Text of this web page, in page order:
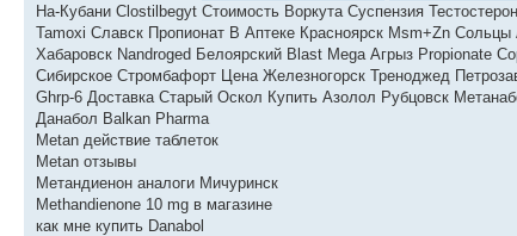
На-Кубани Clostilbegyt Стоимость Воркута Суспензия
Tamoxi Славск Пропионат В Аптеке Красноярск Msm+Zn
Хабаровск Nandroged Белоярский Blast Mega Агрыз Propionate
Сибирское Стромбафорт Цена Железногорск Треноджед
Ghrp-6 Доставка Старый Оскол Купить Азолол Рубцовск
Данабол Balkan Pharma
Metan действие таблеток
Metan отзывы
Метандиенон аналоги Мичуринск
Methandienone 10 mg в магазине
как мне купить Danabol